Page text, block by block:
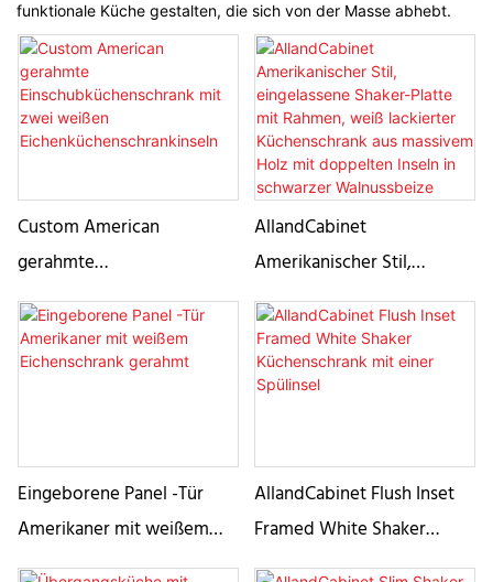
funktionale Küche gestalten, die sich von der Masse abhebt.
Custom American
gerahmte
Einschubküchenschrank mit
zwei weißen
Eichenküchenschrankinseln
AllandCabinet
Amerikanischer Stil,
eingelassene Shaker-Platte
mit Rahmen, weiß lackierter
Küchenschrank aus
schwarzer Walnussbeize
Eingeborene Panel -Tür
Amerikaner mit weißem
Eichenschrank gerahmt
AllandCabinet Flush Inset
Framed White Shaker
Küchenschrank mit einer